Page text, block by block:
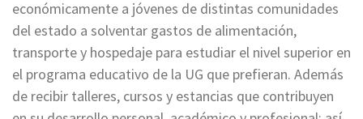
económicamente a jóvenes de distintas comunidades
del estado a solventar gastos de alimentación,
transporte y hospedaje para estudiar el nivel superior en
el programa educativo de la UG que prefieran. Además
de recibir talleres, cursos y estancias que contribuyen